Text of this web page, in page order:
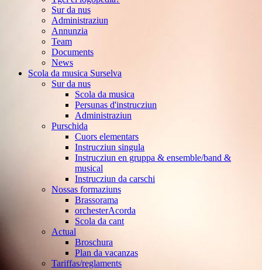
Sur da nus
Administraziun
Annunzia
Team
Documents
News
Scola da musica Surselva
Sur da nus
Scola da musica
Persunas d'instrucziun
Administraziun
Purschida
Cuors elementars
Instrucziun singula
Instrucziun en gruppa & ensemble/band &
musical
Instrucziun da carschi
Nossas formaziuns
Brassorama
orchesterAcorda
Scola da cant
Actual
Broschura
Plan da vacanzas
Tariffas/reglaments